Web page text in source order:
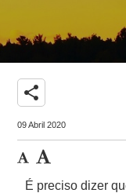
share
09 Abril 2020
É preciso dizer